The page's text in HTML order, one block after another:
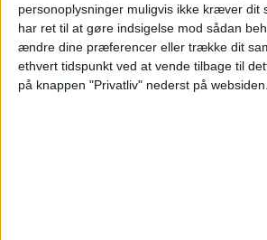
personoplysninger muligvis ikke kræver dit
har ret til at gøre indsigelse mod sådan
ændre dine præferencer eller trække dit
ethvert tidspunkt ved at vende tilbage til
på knappen "Privatliv" nederst på websiden.
20. Ho Chin Minh City
ANNONCE
Information om undersøgelsen
er baseret på Travelmarkets